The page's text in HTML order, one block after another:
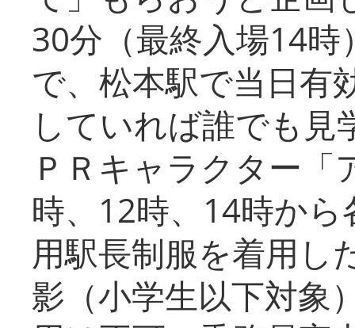
30分（最終入場14
で、松本駅で当日有
していれば誰でも
ＰＲキャラクター
時、12時、14時か
用駅長制服を着用し
影（小学生以下対象